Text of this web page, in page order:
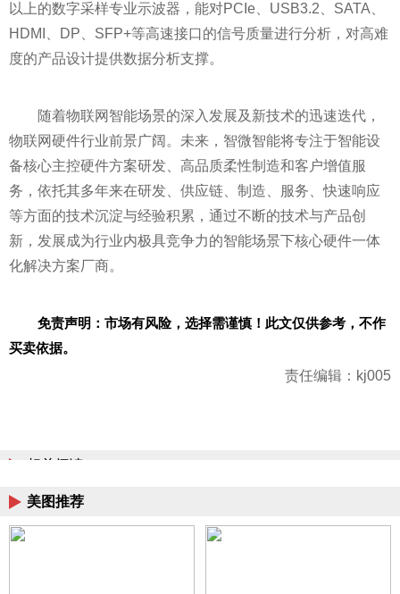
以上的数字采样专业示波器，能对PCIe、USB3.2、SATA、
HDMI、DP、SFP+等高速接口的信号质量进行分析，对高难
度的产品设计提供数据分析支撑。
随着物联网智能场景的深入发展及新技术的迅速迭代，
物联网硬件行业前景广阔。未来，智微智能将专注于智能设
备核心主控硬件方案研发、高品质柔性制造和客户增值服
务，依托其多年来在研发、供应链、制造、服务、快速响应
等方面的技术沉淀与经验积累，通过不断的技术与产品创
新，发展成为行业内极具竞争力的智能场景下核心硬件一体
化解决方案厂商。
免责声明：市场有风险，选择需谨慎！此文仅供参考，不作
买卖依据。
责任编辑：kj005
相关阅读
美图推荐